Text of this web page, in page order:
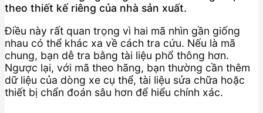
theo thiết kế riêng của nhà sản xuất.
Điều này rất quan trọng vì hai mã nhìn gần giống
nhau có thể khác xa về cách tra cứu. Nếu là mã
chung, bạn dễ tra bằng tài liệu phổ thông hơn.
Ngược lại, với mã theo hãng, bạn thường cần thêm
dữ liệu của dòng xe cụ thể, tài liệu sửa chữa hoặc
thiết bị chẩn đoán sâu hơn để hiểu chính xác.